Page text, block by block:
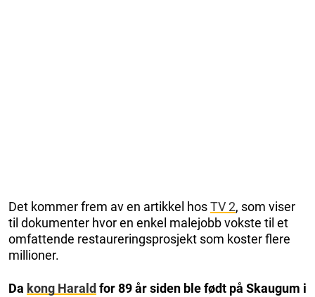
Det kommer frem av en artikkel hosTV 2, som viser
til dokumenter hvor en enkel malejobb vokste til et
omfattende restaureringsprosjekt som koster flere
millioner.
Da kong Harald for 89 år siden ble født på Skaugum i